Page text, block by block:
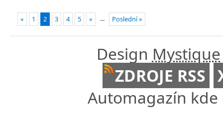
« 1 2 3 4 5 » ... Poslední »
Design Mystique
ZDROJE RSS
Automagazín